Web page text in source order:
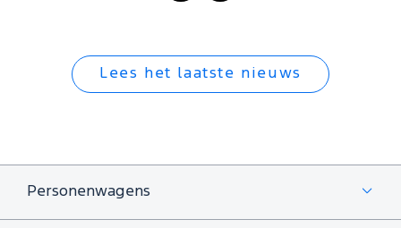
Lees het laatste nieuws
Personenwagens